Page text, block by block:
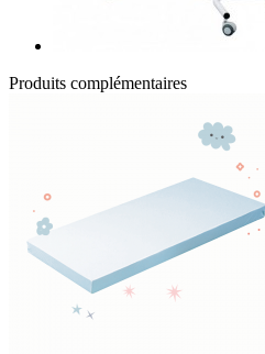
Produits complémentaires